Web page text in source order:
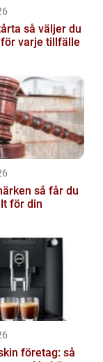
du
varje tillfälle
så får du
för din
företag: så